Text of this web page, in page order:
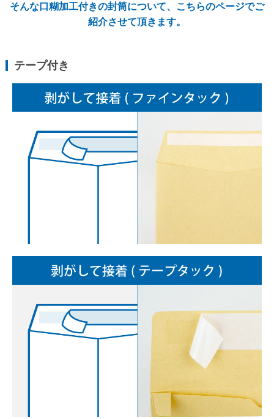
洋長形3号
洋形2号タテ
長形4号窓付き
洋形4号タテ
長形6号窓付き
長形30号
角形サイズ
そんな口糊加工付きの封筒について、こちらのページでご
紹介させて頂きます。
テープ付き